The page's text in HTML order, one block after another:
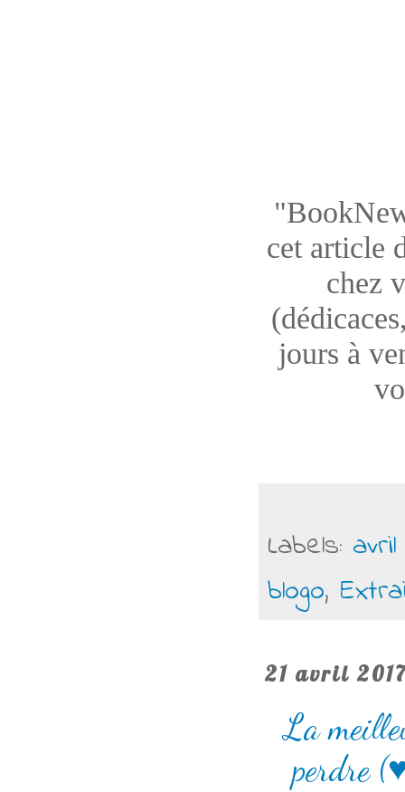
cet article
chez
jours à
Labels: avril
blogo,
21 avril
La
perdre